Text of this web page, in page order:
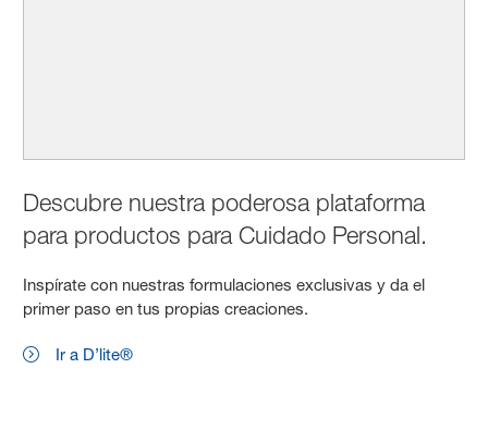
Descubre nuestra poderosa plataforma
para productos para Cuidado Personal.
Inspírate con nuestras formulaciones exclusivas y da el
primer paso en tus propias creaciones.
Ir a D’lite®